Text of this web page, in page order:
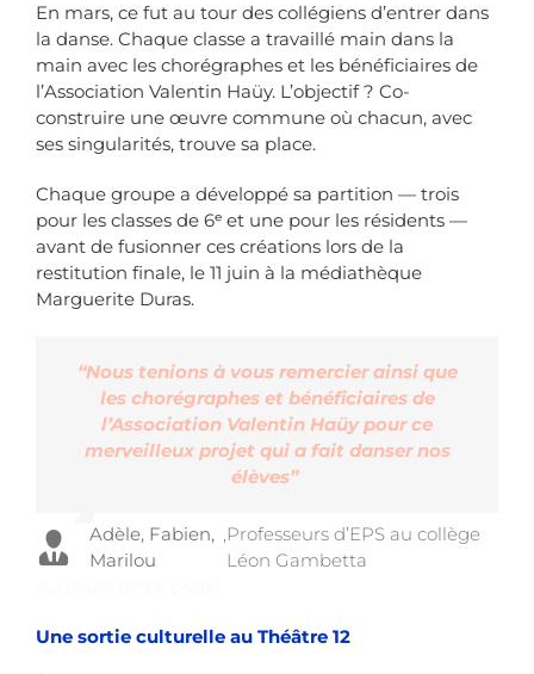
En mars, ce fut au tour des collégiens d’entrer dans
la danse. Chaque classe a travaillé main dans la
main avec les chorégraphes et les bénéficiaires de
l’Association Valentin Haüy. L’objectif ? Co-
construire une œuvre commune où chacun, avec
ses singularités, trouve sa place.
Chaque groupe a développé sa partition — trois
pour les classes de 6ᵉ et une pour les résidents —
avant de fusionner ces créations lors de la
restitution finale, le 11 juin à la médiathèque
Marguerite Duras.
“Nous tenions à vous remercier ainsi que
les chorégraphes et bénéficiaires de
l’Association Valentin Haüy pour ce
merveilleux projet qui a fait danser nos
élèves”
Adèle, Fabien,
Marilou
,Professeurs d’EPS au collège
Léon Gambetta
Une sortie culturelle au Théâtre 12